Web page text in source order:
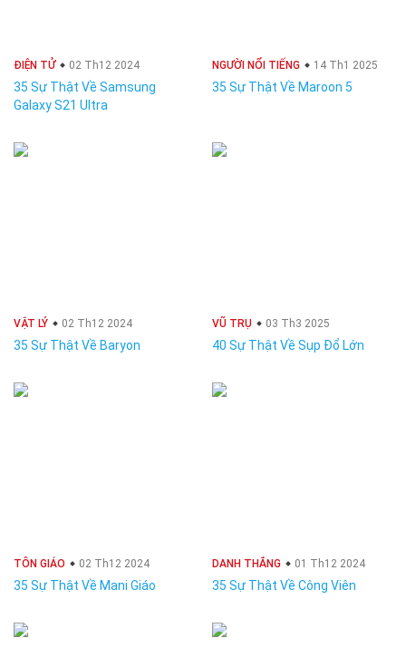
ĐIỆN TỬ 02 Th12 2024
35 Sự Thật Về Samsung
Galaxy S21 Ultra
NGƯỜI NỔI TIẾNG 14 Th1 2025
35 Sự Thật Về Maroon 5
VẬT LÝ 02 Th12 2024
35 Sự Thật Về Baryon
VŨ TRỤ 03 Th3 2025
40 Sự Thật Về Sụp Đổ Lớn
TÔN GIÁO 02 Th12 2024
35 Sự Thật Về Mani Giáo
DANH THẮNG 01 Th12 2024
35 Sự Thật Về Công Viên